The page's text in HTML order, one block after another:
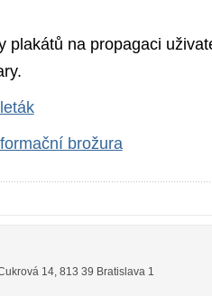
plakátů na propagaci
brožura
14, 813 39 Bratislava 1